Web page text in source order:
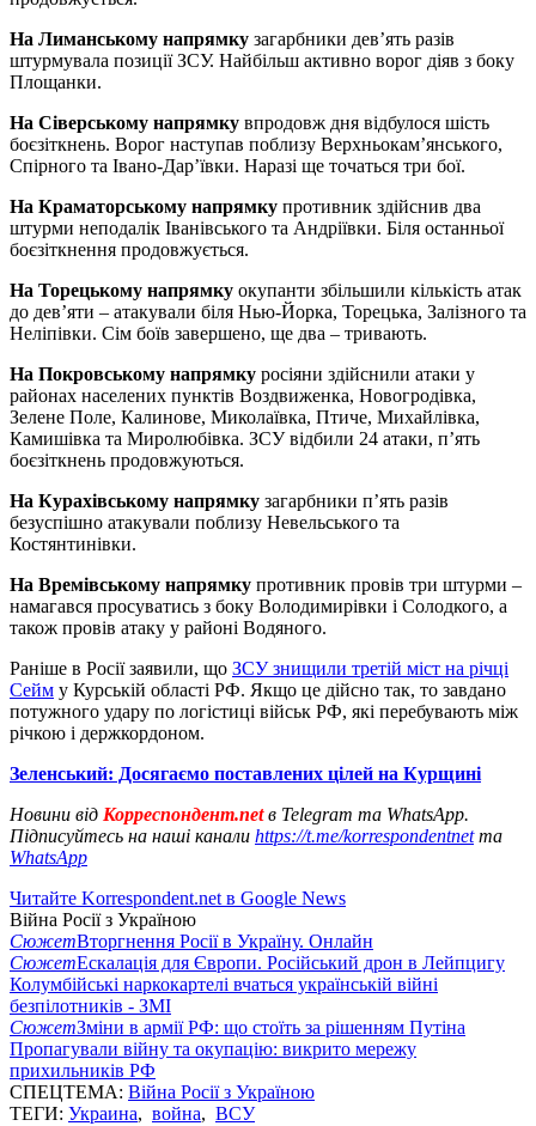
На Лиманському напрямку загарбники дев’ять разів
штурмувала позиції ЗСУ. Найбільш активно ворог діяв з боку
Площанки.
На Сіверському напрямку впродовж дня відбулося шість
боєзіткнень. Ворог наступав поблизу Верхньокам’янського,
Спірного та Івано-Дар’ївки. Наразі ще точаться три бої.
На Краматорському напрямку противник здійснив два
штурми неподалік Іванівського та Андріївки. Біля останньої
боєзіткнення продовжується.
На Торецькому напрямку окупанти збільшили кількість атак
до дев’яти – атакували біля Нью-Йорка, Торецька, Залізного та
Неліпівки. Сім боїв завершено, ще два – тривають.
На Покровському напрямку росіяни здійснили атаки у
районах населених пунктів Воздвиженка, Новогродівка,
Зелене Поле, Калинове, Миколаївка, Птиче, Михайлівка,
Камишівка та Миролюбівка. ЗСУ відбили 24 атаки, п’ять
боєзіткнень продовжуються.
На Курахівському напрямку загарбники п’ять разів
безуспішно атакували поблизу Невельського та
Костянтинівки.
На Времівському напрямку противник провів три штурми –
намагався просуватись з боку Володимирівки і Солодкого, а
також провів атаку у районі Водяного.
Раніше в Росії заявили, що ЗСУ знищили третій міст на річці
Сейм у Курській області РФ. Якщо це дійсно так, то завдано
потужного удару по логістиці військ РФ, які перебувають між
річкою і держкордоном.
Зеленський: Досягаємо поставлених цілей на Курщині
Новини від Корреспондент.netв Telegram та WhatsApp.
Підписуйтесь на наші канали https://t.me/korrespondentnetта
WhatsApp
Читайте Korrespondent.net в Google News
Війна Росії з Україною
СюжетВторгнення Росії в Україну. Онлайн
СюжетЕскалація для Європи. Російський дрон в Лейпцигу
Колумбійські наркокартелі вчаться українській війні
безпілотників - ЗМІ
СюжетЗміни в армії РФ: що стоїть за рішенням Путіна
Пропагували війну та окупацію: викрито мережу
прихильників РФ
СПЕЦТЕМА: Війна Росії з Україною
ТЕГИ: Украина, война, ВСУ